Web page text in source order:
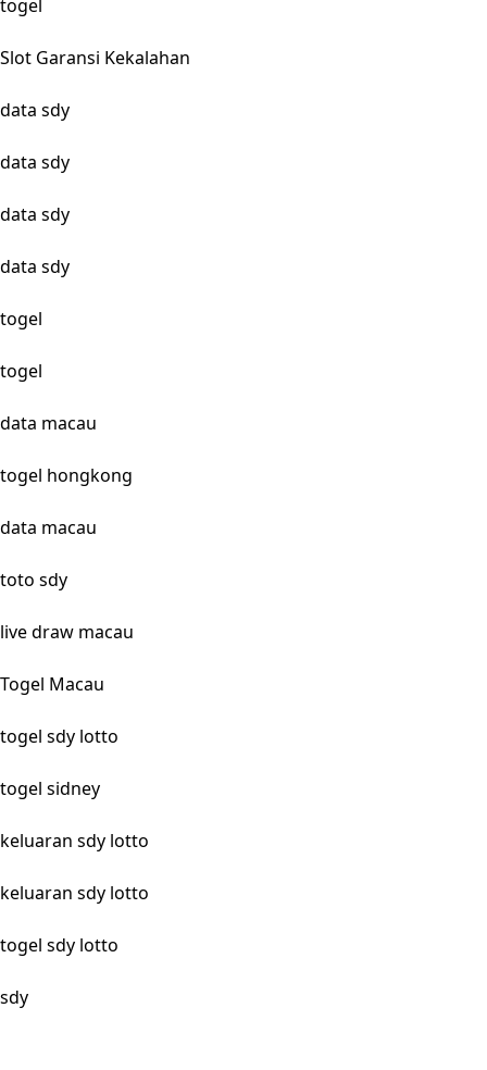
togel
Slot Garansi Kekalahan
data sdy
data sdy
data sdy
data sdy
togel
togel
data macau
togel hongkong
data macau
toto sdy
live draw macau
Togel Macau
togel sdy lotto
togel sidney
keluaran sdy lotto
keluaran sdy lotto
togel sdy lotto
sdy